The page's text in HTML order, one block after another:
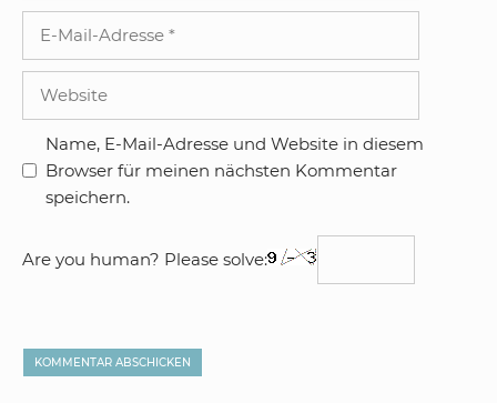
Adresse
Name, E-Mail-Adresse und Website in diesem
Browser für meinen nächsten Kommentar
speichern.
Are you human? Please solve: